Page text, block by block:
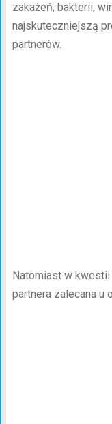
zakażeń, bakterii,
najskuteczniejszą
partnerów.
Natomiast w
partnera zalecana u